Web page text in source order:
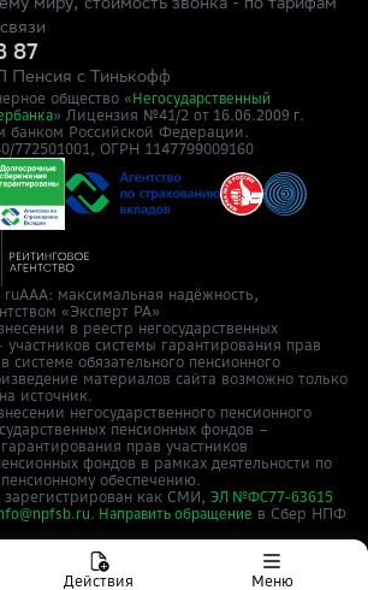
Действия Меню
миру, стоимость звонка - по тарифам
87
с Тинькофф
общество « Негосударственный
» Лицензия №41/2 от 16.06.2009 г.
банком Российской Федерации.
772501001, ОГРН 1147799009160
максимальная надёжность,
«Эксперт РА»
в реестр негосударственных
системы гарантирования прав
системе обязательного пенсионного
материалов сайта возможно только
источник.
негосударственного пенсионного
пенсионных фондов –
прав участников
фондов в рамках деятельности по
обеспечению.
зарегистрирован как СМИ, ЭЛ №ФС77-63615
Направить обращение в Cбер НПФ